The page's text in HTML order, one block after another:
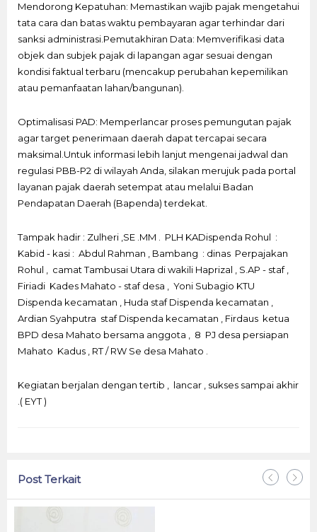
Mendorong Kepatuhan: Memastikan wajib pajak mengetahui
tata cara dan batas waktu pembayaran agar terhindar dari
sanksi administrasi.Pemutakhiran Data: Memverifikasi data
objek dan subjek pajak di lapangan agar sesuai dengan
kondisi faktual terbaru (mencakup perubahan kepemilikan
atau pemanfaatan lahan/bangunan).
Optimalisasi PAD: Memperlancar proses pemungutan pajak
agar target penerimaan daerah dapat tercapai secara
maksimal.Untuk informasi lebih lanjut mengenai jadwal dan
regulasi PBB-P2 di wilayah Anda, silakan merujuk pada portal
layanan pajak daerah setempat atau melalui Badan
Pendapatan Daerah (Bapenda) terdekat.
Tampak hadir : Zulheri ,SE .MM . PLH KADispenda Rohul :
Kabid - kasi : Abdul Rahman , Bambang : dinas Perpajakan
Rohul , camat Tambusai Utara di wakili Haprizal , S.AP - staf ,
Firiadi Kades Mahato - staf desa , Yoni Subagio KTU
Dispenda kecamatan , Huda staf Dispenda kecamatan ,
Ardian Syahputra staf Dispenda kecamatan , Firdaus ketua
BPD desa Mahato bersama anggota , 8 PJ desa persiapan
Mahato Kadus , RT / RW Se desa Mahato .
Kegiatan berjalan dengan tertib , lancar , sukses sampai akhir
.( EYT )
Post Terkait